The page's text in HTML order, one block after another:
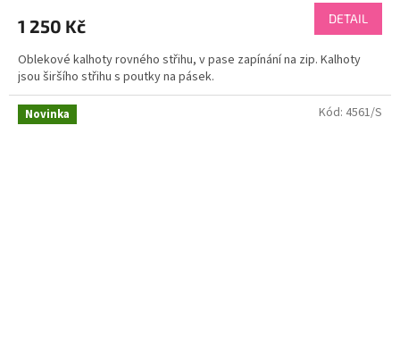
1 250 Kč DETAIL
Oblekové kalhoty rovného střihu, v pase zapínání na zip. Kalhoty
jsou širšího střihu s poutky na pásek.
Novinka Kód: 4561/S